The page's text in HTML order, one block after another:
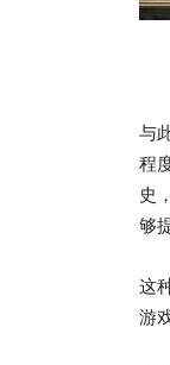
与
程
史
够
这
游